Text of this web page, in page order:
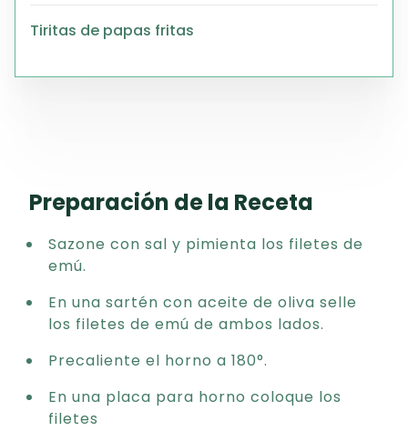
Tiritas de papas fritas
Preparación de la Receta
Sazone con sal y pimienta los filetes de
emú.
En una sartén con aceite de oliva selle
los filetes de emú de ambos lados.
Precaliente el horno a 180°.
En una placa para horno coloque los
filetes